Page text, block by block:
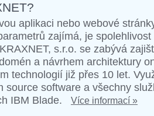
aplikaci nebo webové
zajímá, je
s.r.o. se zabývá
a návrhem architektury
technologií již přes 10 let.
source software a všechny
IBM Blade. Více informací »